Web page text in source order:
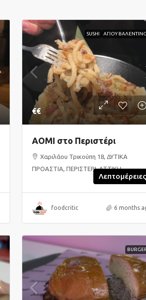
SUSHI ΑΓΙΟΥ
€€
AOMI στο Περιστέρι
Χαριλάου Τρικούπη 18, ΔΥΤΙΚΑ
ΠΡΟΑΣΤΙΑ, ΠΕΡΙΣΤΕΡΙ, ΑΤΤΙΚΗ
Λεπτομέρειες
foodcritic 6 months